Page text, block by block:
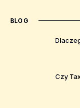
BLOG
Czy